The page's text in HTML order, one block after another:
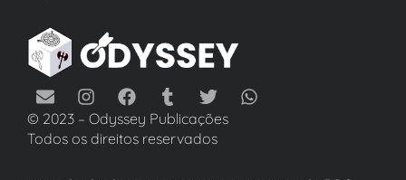
© 2023 – Odyssey Publicações
Todos os direitos reservados